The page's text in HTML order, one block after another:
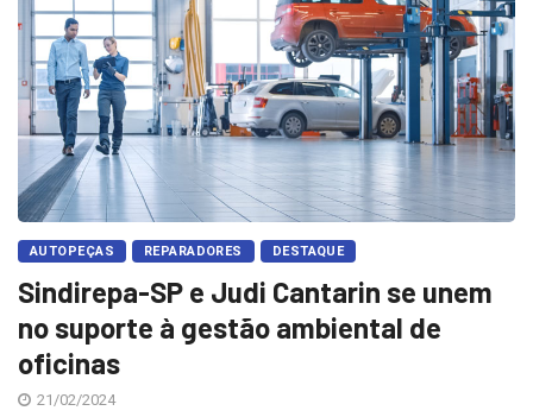
AUTOPEÇAS REPARADORES DESTAQUE
Sindirepa-SP e Judi Cantarin se unem
no suporte à gestão ambiental de
oficinas
21/02/2024